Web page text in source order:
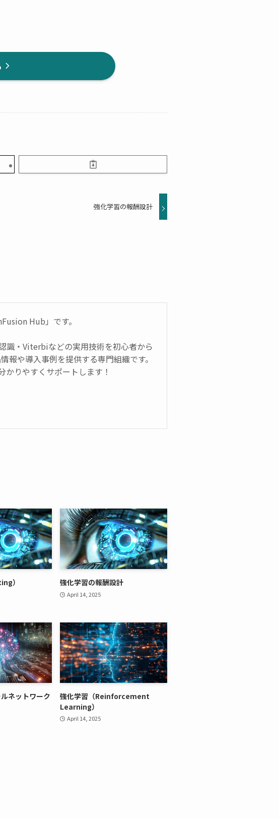
強化学習の報酬設計
Hub」です。
識・Viterbiなどの実用技術を初心者から
報や導入事例を提供する専門組織です。
りやすくサポートします！
） 強化学習の報酬設計
April 14, 2025
ネットワーク
強化学習（Reinforcement
Learning）
April 14, 2025